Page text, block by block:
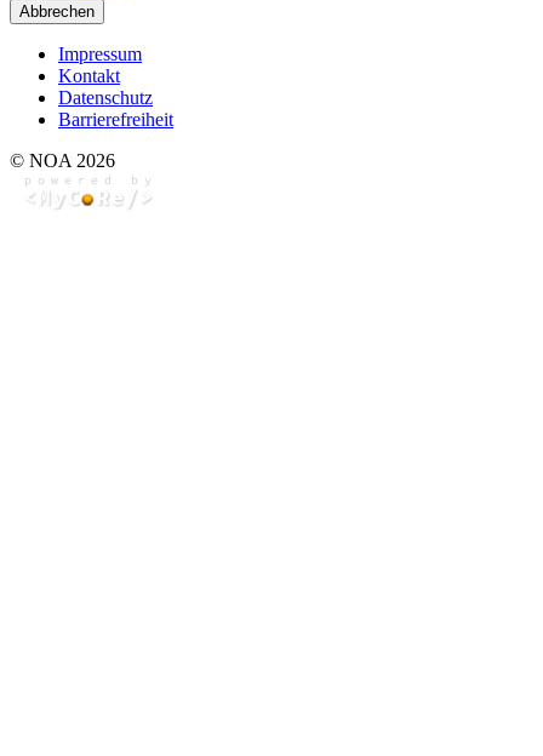
Abbrechen
Impressum
Kontakt
Datenschutz
Barrierefreiheit
© NOA 2026